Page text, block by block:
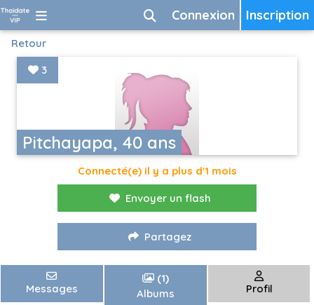
Inscription
Connexion
Retour
Pitchayapa, 40 ans
3
Connecté(e) il y a plus d'1 mois
Envoyer un flash
Partagez
Messages
(1)
Albums
Profil